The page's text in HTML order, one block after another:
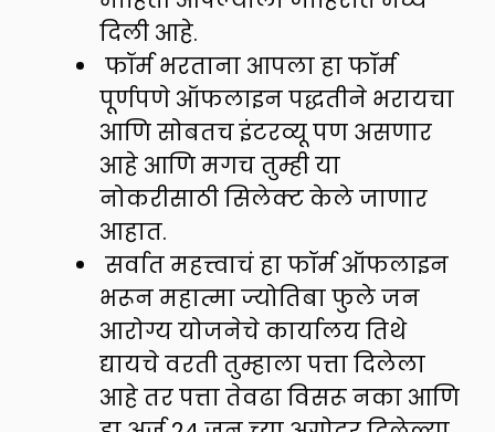
दिली आहे.
फॉर्म भरताना आपला हा फॉर्म
पूर्णपणे ऑफलाइन पद्धतीने भरायचा
आणि सोबतच इंटरव्यू पण असणार
आहे आणि मगच तुम्ही या
नोकरीसाठी सिलेक्ट केले जाणार
आहात.
सर्वात महत्त्वाचं हा फॉर्म ऑफलाइन
भरून महात्मा ज्योतिबा फुले जन
आरोग्य योजनेचे कार्यालय तिथे
द्यायचे वरती तुम्हाला पत्ता दिलेला
आहे तर पत्ता तेवढा विसरू नका आणि